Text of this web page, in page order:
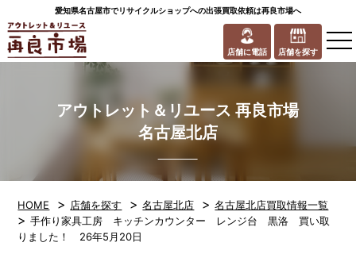
愛知県名古屋市でリサイクルショップへの出張買取依頼は再良市場へ
店舗に電話 店舗を探す
アウトレット＆リユース 再良市場
名古屋北店
HOME > 店舗を探す >名古屋北店 >名古屋北店買取情報一覧
>手作り家具工房 キッチンカウンター レンジ台 黒洛 買い取
りました！ 26年5月20日